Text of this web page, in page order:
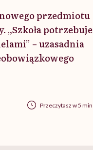
przedmiotu
„Szkoła potrzebuje
– uzasadnia
Przeczytasz w 5 min